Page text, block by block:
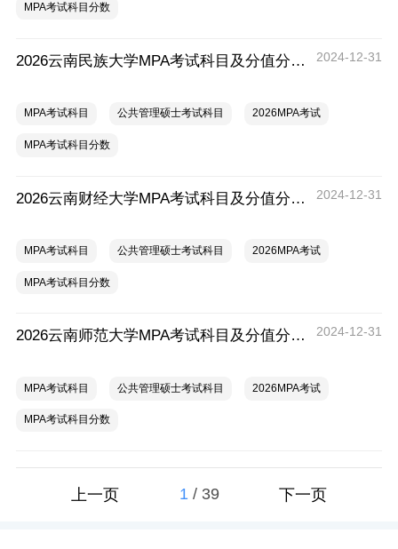
MPA考试科目分数
2026云南民族大学MPA考试科目及分值分布一览 2024-12-31
MPA考试科目 公共管理硕士考试科目 2026MPA考试
MPA考试科目分数
2026云南财经大学MPA考试科目及分值分布一览 2024-12-31
MPA考试科目 公共管理硕士考试科目 2026MPA考试
MPA考试科目分数
2026云南师范大学MPA考试科目及分值分布一览 2024-12-31
MPA考试科目 公共管理硕士考试科目 2026MPA考试
MPA考试科目分数
上一页 1 / 39 下一页